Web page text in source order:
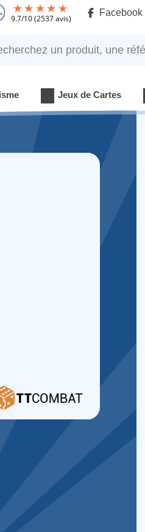
9.7 (2537 avis)
Facebook
un produit, une référence...
Jeux de Cartes